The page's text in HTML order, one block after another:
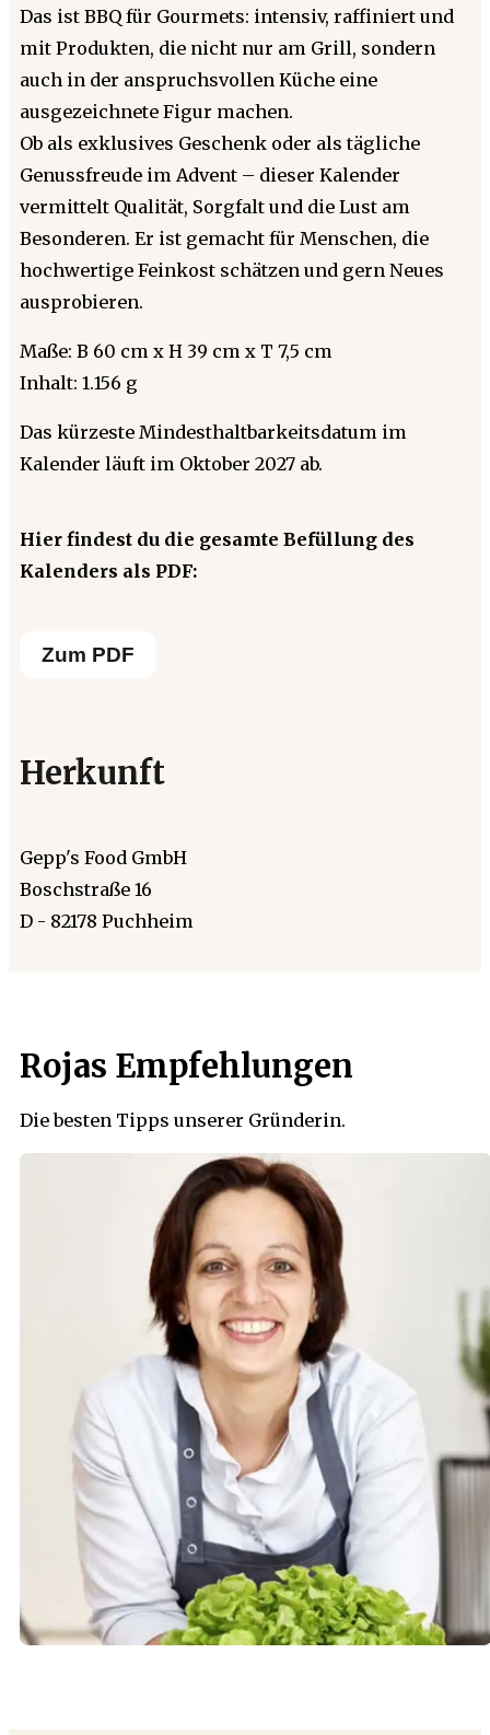
Das ist BBQ für Gourmets: intensiv, raffiniert und
mit Produkten, die nicht nur am Grill, sondern
auch in der anspruchsvollen Küche eine
ausgezeichnete Figur machen.
Ob als exklusives Geschenk oder als tägliche
Genussfreude im Advent – dieser Kalender
vermittelt Qualität, Sorgfalt und die Lust am
Besonderen. Er ist gemacht für Menschen, die
hochwertige Feinkost schätzen und gern Neues
ausprobieren.
Maße: B 60 cm x H 39 cm x T 7,5 cm
Inhalt: 1.156 g
Das kürzeste Mindesthaltbarkeitsdatum im
Kalender läuft im Oktober 2027 ab.
Hier findest du die gesamte Befüllung des
Kalenders als PDF:
Zum PDF
Herkunft
Gepp's Food GmbH
Boschstraße 16
D - 82178 Puchheim
Rojas Empfehlungen
Die besten Tipps unserer Gründerin.